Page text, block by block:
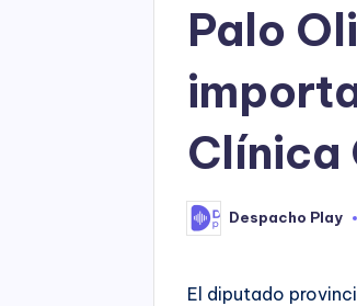
Palo
Clínica
Posted
by
Despacho Play
El diputado